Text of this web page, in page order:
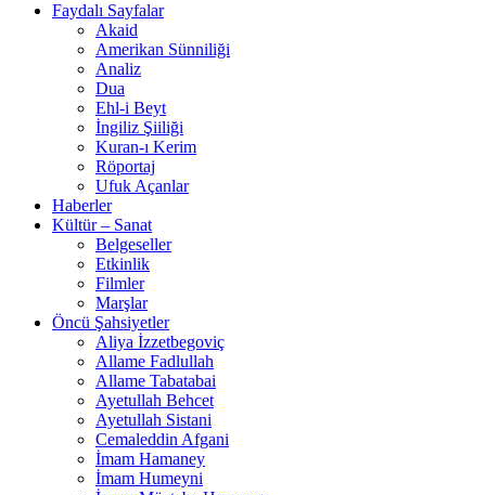
Faydalı Sayfalar
Akaid
Amerikan Sünniliği
Analiz
Dua
Ehl-i Beyt
İngiliz Şiiliği
Kuran-ı Kerim
Röportaj
Ufuk Açanlar
Haberler
Kültür – Sanat
Belgeseller
Etkinlik
Filmler
Marşlar
Öncü Şahsiyetler
Aliya İzzetbegoviç
Allame Fadlullah
Allame Tabatabai
Ayetullah Behcet
Ayetullah Sistani
Cemaleddin Afgani
İmam Hamaney
İmam Humeyni